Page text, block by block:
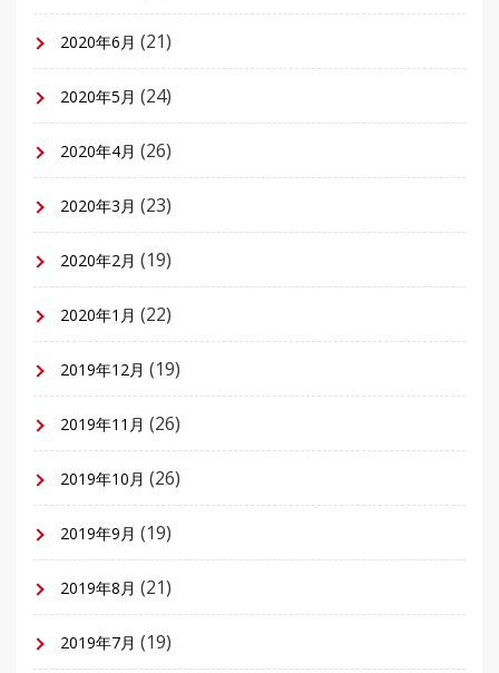
2020年6月 (21)
2020年5月 (24)
2020年4月 (26)
2020年3月 (23)
2020年2月 (19)
2020年1月 (22)
2019年12月 (19)
2019年11月 (26)
2019年10月 (26)
2019年9月 (19)
2019年8月 (21)
2019年7月 (19)